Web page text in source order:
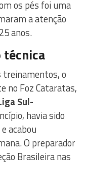
os pés foi uma
a atenção
anos.
técnica
treinamentos, o
no Foz Cataratas,
Sul-
havia sido
acabou
O preparador
Brasileira nas